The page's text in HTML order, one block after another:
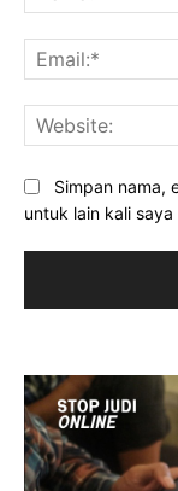
Simpan nama,
untuk lain kali